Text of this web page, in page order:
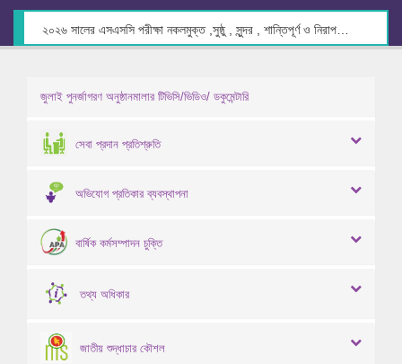
জুলাই পুনর্জাগরণ অনুষ্ঠানমালার টিভিসি/ভিডিও/ ডকুমেন্টারি
সেবা প্রদান প্রতিশ্রুতি
অভিযোগ প্রতিকার ব্যবস্থাপনা
বার্ষিক কর্মসম্পাদন চুক্তি
তথ্য অধিকার
জাতীয় শুদ্ধাচার কৌশল